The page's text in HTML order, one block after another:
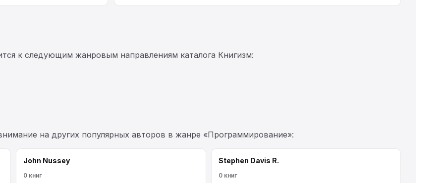
к следующим жанровым направлениям каталога Книгизм:
на других популярных авторов в жанре «Программирование»:
John Nussey
0 книг
Stephen Davis R.
0 книг